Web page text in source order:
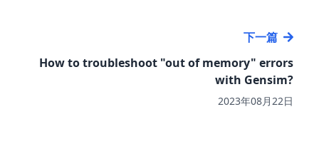
下一篇
How to troubleshoot "out of memory" errors
with Gensim?
2023年08月22日